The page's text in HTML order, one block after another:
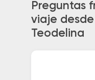
Preguntas
viaje
Teodelina